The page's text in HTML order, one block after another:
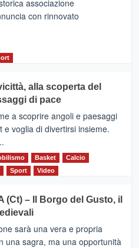
associazione
con rinnovato
alla scoperta del
di pace
a scoprire angoli e paesaggi
voglia di divertirsi insieme.
Basket
Calcio
Sport Video
(Ct) – Il Borgo del Gusto, il
sarà una vera e propria
una sagra, ma una opportunità